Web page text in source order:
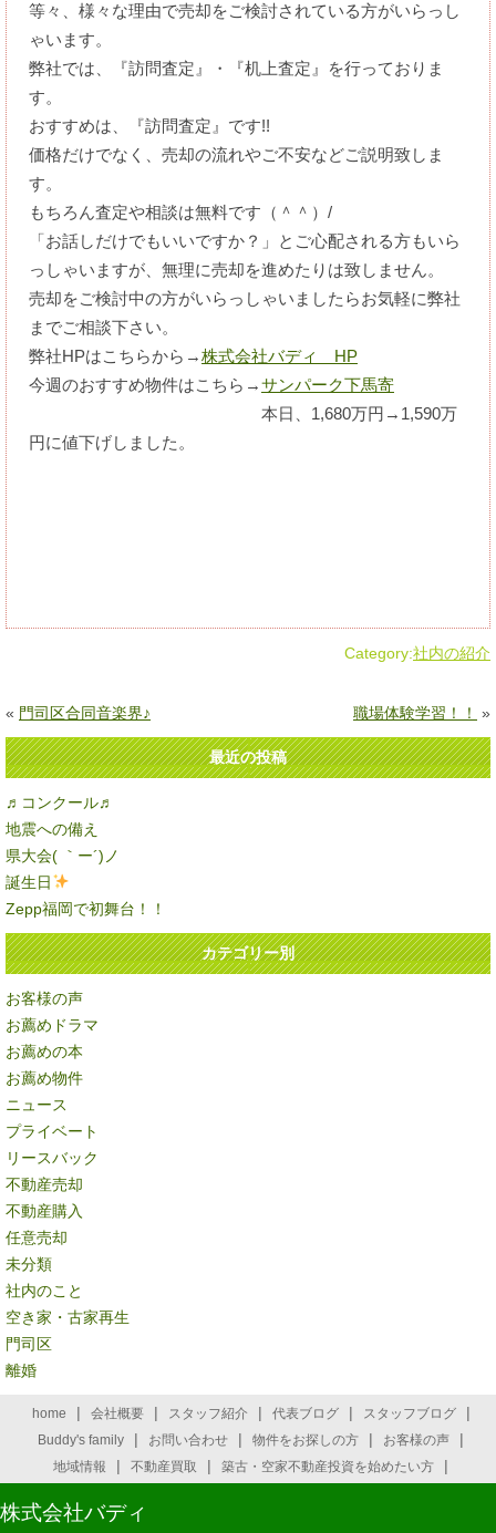
等々、様々な理由で売却をご検討されている方がいらっし
ゃいます。
弊社では、『訪問査定』・『机上査定』を行っておりま
す。
おすすめは、『訪問査定』です!!
価格だけでなく、売却の流れやご不安などご説明致しま
す。
もちろん査定や相談は無料です（＾＾）/
「お話しだけでもいいですか？」とご心配される方もいら
っしゃいますが、無理に売却を進めたりは致しません。
売却をご検討中の方がいらっしゃいましたらお気軽に弊社
までご相談下さい。
弊社HPはこちらから→株式会社バディ HP
今週のおすすめ物件はこちら→サンパーク下馬寄
本日、1,680万円→1,590万
円に値下げしました。
Category:社内の紹介
« 門司区合同音楽界♪ 職場体験学習！！ »
最近の投稿
♬コンクール♬
地震への備え
県大会( ｀ー´)ノ
誕生日
Zepp福岡で初舞台！！
カテゴリー別
お客様の声
お薦めドラマ
お薦めの本
お薦め物件
ニュース
プライベート
リースバック
不動産売却
不動産購入
任意売却
未分類
社内のこと
空き家・古家再生
門司区
離婚
home | 会社概要 | スタッフ紹介 | 代表ブログ | スタッフブログ |
Buddy's family | お問い合わせ | 物件をお探しの方 | お客様の声 |
地域情報 | 不動産買取 | 築古・空家不動産投資を始めたい方 |
株式会社バディ